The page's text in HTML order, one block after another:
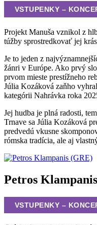
VSTUPENKY –
Projekt Manuša vznikol z
túžby sprostredkovať jej
Je to jeden z
žánri v Európe. Ako prvý
prvom mieste prestížneho
Júlia Kozáková zaňho
kategórii Nahrávka roka
Jej hudba je plná radosti,
Trnave sa Júlia Kozáková
predvedú vkusne
rómska tradícia, ale aj
Petros
VSTUPENKY –